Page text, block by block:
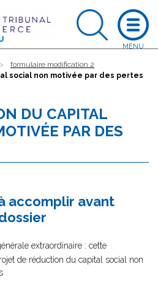
formulaire modification 2
social non motivée par des pertes
DU CAPITAL
PAR DES
accomplir avant
extraordinaire : cette
de réduction du capital social non